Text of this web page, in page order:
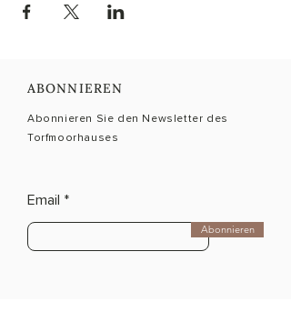
ABONNIEREN
Abonnieren Sie den Newsletter des
Torfmoorhauses
Email
Abonnieren